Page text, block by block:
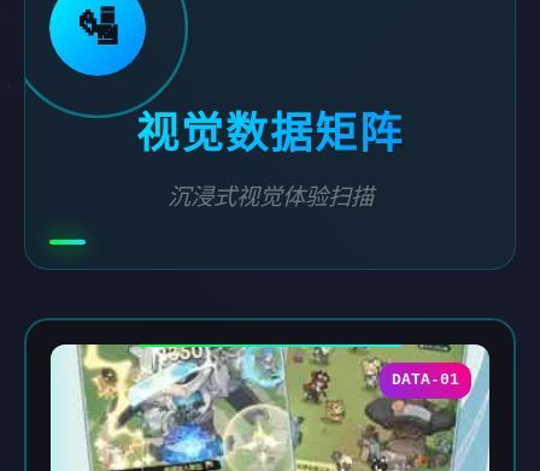
🛂
视觉数据矩阵
沉浸式视觉体验扫描
DATA-01